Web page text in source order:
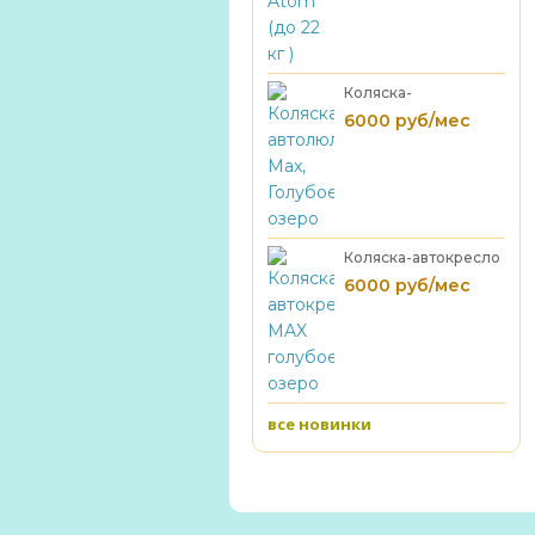
Коляска-
автолюлька Max,
6000 руб/мес
Коляска-автокресло
MAX голубое озеро
6000 руб/мес
все новинки